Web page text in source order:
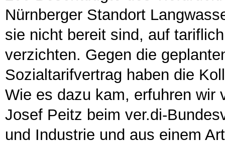
Nürnberger Standort
sie nicht bereit sind, auf
verzichten. Gegen die
Sozialtarifvertrag haben die
Wie es dazu kam, erfuhren wir
Josef Peitz beim ver.di-
und Industrie und aus einem